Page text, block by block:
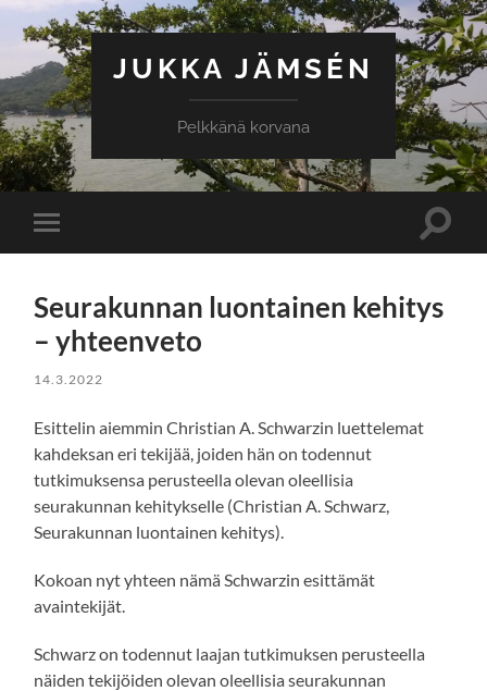
JUKKA JÄMSÉN
Pelkkänä korvana
Toggle
mobile
Toggle
Seurakunnan luontainen kehitys
– yhteenveto
14.3.2022
Esittelin aiemmin Christian A. Schwarzin luettelemat
kahdeksan eri tekijää, joiden hän on todennut
tutkimuksensa perusteella olevan oleellisia
seurakunnan kehitykselle (Christian A. Schwarz,
Seurakunnan luontainen kehitys).
Kokoan nyt yhteen nämä Schwarzin esittämät
avaintekijät.
Schwarz on todennut laajan tutkimuksen perusteella
näiden tekijöiden olevan oleellisia seurakunnan